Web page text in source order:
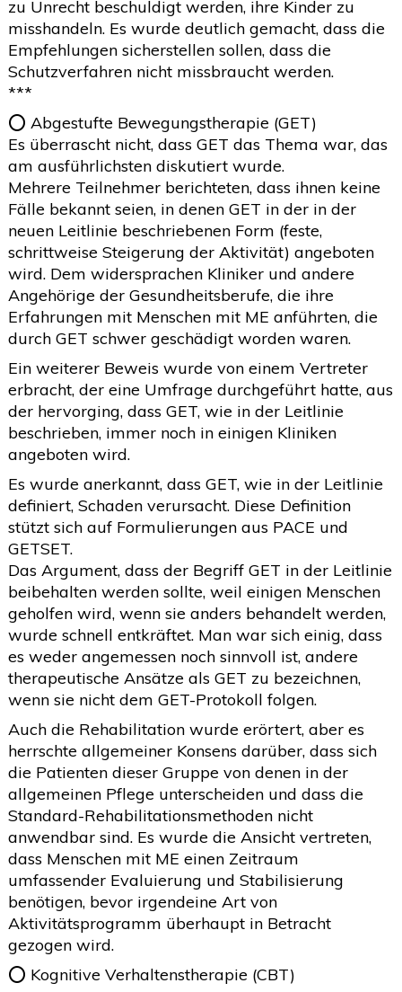
zu Unrecht beschuldigt werden, ihre Kinder zu
misshandeln. Es wurde deutlich gemacht, dass die
Empfehlungen sicherstellen sollen, dass die
Schutzverfahren nicht missbraucht werden.
***
⭕️ Abgestufte Bewegungstherapie (GET)
Es überrascht nicht, dass GET das Thema war, das
am ausführlichsten diskutiert wurde.
Mehrere Teilnehmer berichteten, dass ihnen keine
Fälle bekannt seien, in denen GET in der in der
neuen Leitlinie beschriebenen Form (feste,
schrittweise Steigerung der Aktivität) angeboten
wird. Dem widersprachen Kliniker und andere
Angehörige der Gesundheitsberufe, die ihre
Erfahrungen mit Menschen mit ME anführten, die
durch GET schwer geschädigt worden waren.
Ein weiterer Beweis wurde von einem Vertreter
erbracht, der eine Umfrage durchgeführt hatte, aus
der hervorging, dass GET, wie in der Leitlinie
beschrieben, immer noch in einigen Kliniken
angeboten wird.
Es wurde anerkannt, dass GET, wie in der Leitlinie
definiert, Schaden verursacht. Diese Definition
stützt sich auf Formulierungen aus PACE und
GETSET.
Das Argument, dass der Begriff GET in der Leitlinie
beibehalten werden sollte, weil einigen Menschen
geholfen wird, wenn sie anders behandelt werden,
wurde schnell entkräftet. Man war sich einig, dass
es weder angemessen noch sinnvoll ist, andere
therapeutische Ansätze als GET zu bezeichnen,
wenn sie nicht dem GET-Protokoll folgen.
Auch die Rehabilitation wurde erörtert, aber es
herrschte allgemeiner Konsens darüber, dass sich
die Patienten dieser Gruppe von denen in der
allgemeinen Pflege unterscheiden und dass die
Standard-Rehabilitationsmethoden nicht
anwendbar sind. Es wurde die Ansicht vertreten,
dass Menschen mit ME einen Zeitraum
umfassender Evaluierung und Stabilisierung
benötigen, bevor irgendeine Art von
Aktivitätsprogramm überhaupt in Betracht
gezogen wird.
⭕️ Kognitive Verhaltenstherapie (CBT)